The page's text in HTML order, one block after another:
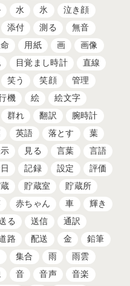
水 氷
泣き顔
添付 測る
無音
用紙 画
画像
目覚まし時計
直線
笑う 笑顔
管理
機 絵
絵文字
群れ 翻訳
腕時計
英語 落とす
葉
見る 言葉
言語
記録 設定
評価
貯蔵室
貯蔵所
赤ちゃん 車
輝き
る 送信
通訳
路 配送 金
鉛筆
集合 雨
雨雲
音 音声
音楽